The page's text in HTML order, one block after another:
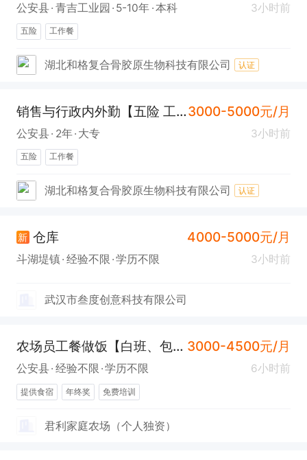
公安县 青吉工业园 5-10年 本科 3小时前
五险 工作餐
湖北和格复合骨胶原生物科技有限公司 认证
销售与行政内外勤【五险 工作餐】3000-5000元/月
公安县 2年 大专 3小时前
五险 工作餐
湖北和格复合骨胶原生物科技有限公司 认证
新 仓库 4000-5000元/月
斗湖堤镇 经验不限 学历不限 3小时前
武汉市叁度创意科技有限公司
农场员工餐做饭【白班、包吃住】 3000-4500元/月
公安县 经验不限 学历不限 6小时前
提供食宿 年终奖 免费培训
君利家庭农场（个人独资）